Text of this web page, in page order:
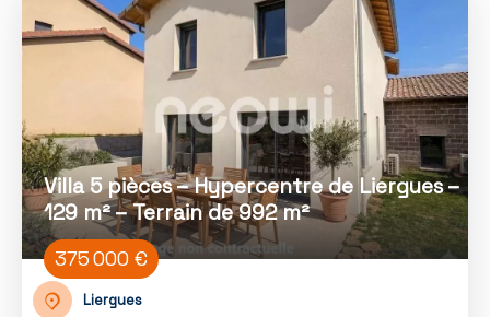
Villa 5 pièces – Hypercentre de Liergues –
129 m² – Terrain de 992 m²
375 000 €
Liergues